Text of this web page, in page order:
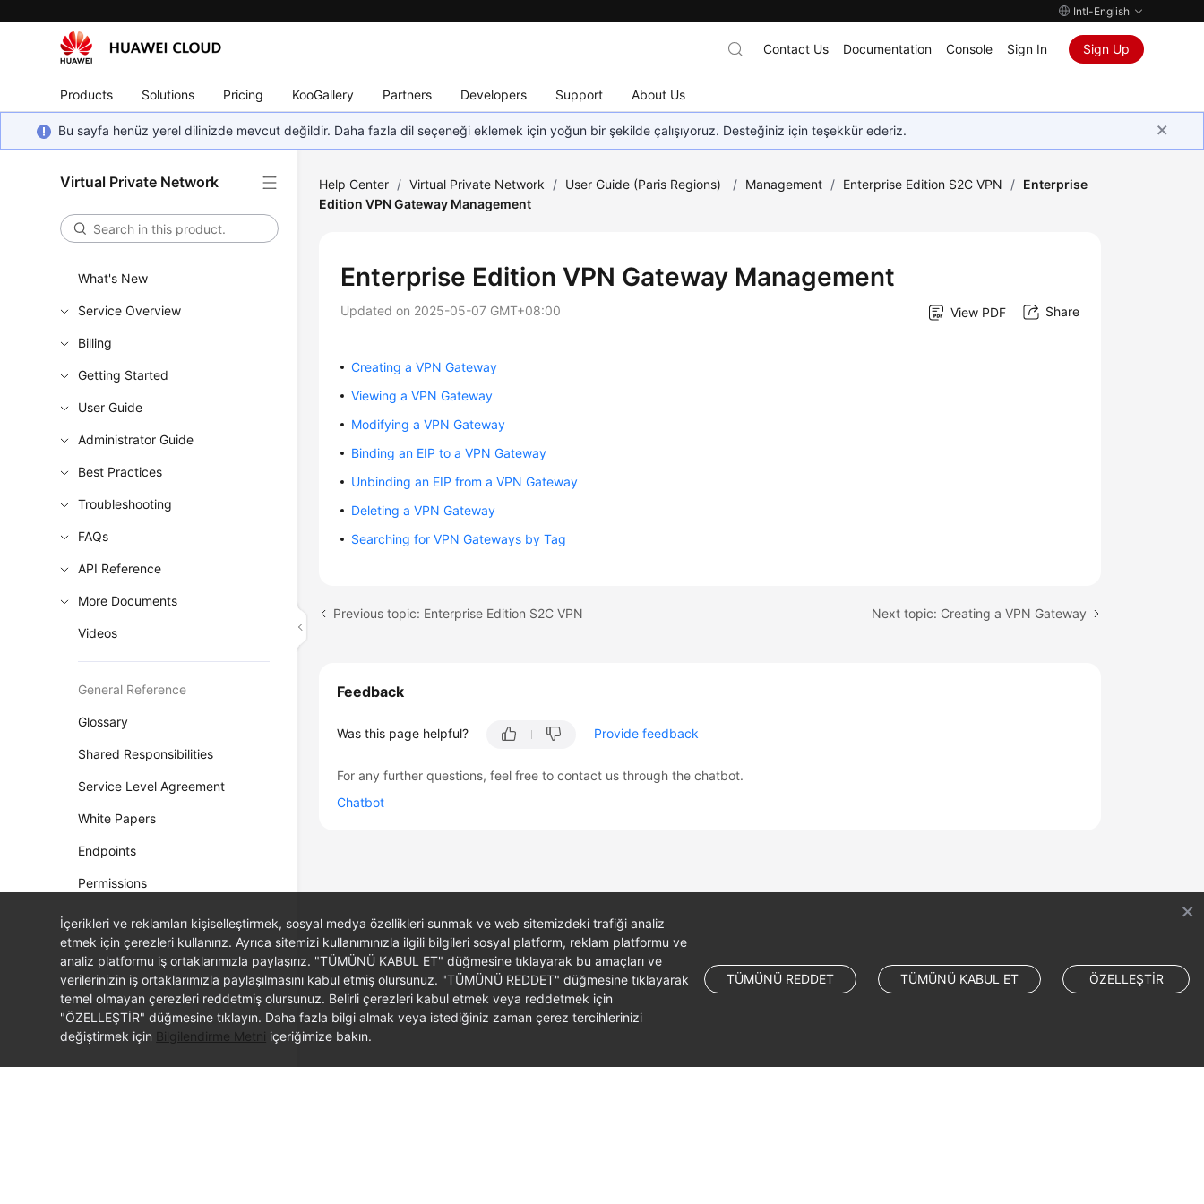
Intl-English
Products Solutions Pricing KooGallery Partners Developers Support About Us
Contact Us Documentation Console Sign In Sign Up
Bu sayfa henüz yerel dilinizde mevcut değildir. Daha fazla dil seçeneği eklemek için yoğun bir şekilde çalışıyoruz. Desteğiniz için teşekkür ederiz.
Virtual Private Network
What's New
Service Overview
Billing
Getting Started
User Guide
Administrator Guide
Best Practices
Troubleshooting
FAQs
API Reference
More Documents
Videos
General Reference
Glossary
Shared Responsibilities
Service Level Agreement
White Papers
Endpoints
Permissions
Help Center / Virtual Private Network / User Guide (Paris Regions) / Management / Enterprise Edition S2C VPN / Enterprise
Edition VPN Gateway Management
Enterprise Edition VPN Gateway Management
Updated on 2025-05-07 GMT+08:00 View PDF Share
Creating a VPN Gateway
Viewing a VPN Gateway
Modifying a VPN Gateway
Binding an EIP to a VPN Gateway
Unbinding an EIP from a VPN Gateway
Deleting a VPN Gateway
Searching for VPN Gateways by Tag
Previous topic: Enterprise Edition S2C VPN Next topic: Creating a VPN Gateway
Feedback
Was this page helpful? Provide feedback
For any further questions, feel free to contact us through the chatbot.
Chatbot
İçerikleri ve reklamları kişiselleştirmek, sosyal medya özellikleri sunmak ve web sitemizdeki trafiği analiz
etmek için çerezleri kullanırız. Ayrıca sitemizi kullanımınızla ilgili bilgileri sosyal platform, reklam platformu ve
analiz platformu iş ortaklarımızla paylaşırız. "TÜMÜNÜ KABUL ET" düğmesine tıklayarak bu amaçları ve
verilerinizin iş ortaklarımızla paylaşılmasını kabul etmiş olursunuz. "TÜMÜNÜ REDDET" düğmesine tıklayarak
temel olmayan çerezleri reddetmiş olursunuz. Belirli çerezleri kabul etmek veya reddetmek için
"ÖZELLEŞTİR" düğmesine tıklayın. Daha fazla bilgi almak veya istediğiniz zaman çerez tercihlerinizi
değiştirmek için Bilgilendirme Metni içeriğimize bakın.
TÜMÜNÜ REDDET TÜMÜNÜ KABUL ET ÖZELLEŞTİR